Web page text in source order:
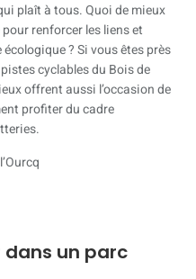
plaît à tous. Quoi de mieux
renforcer les liens et
? Si vous êtes près
cyclables du Bois de
offrent aussi l’occasion de
profiter du cadre
dans un parc